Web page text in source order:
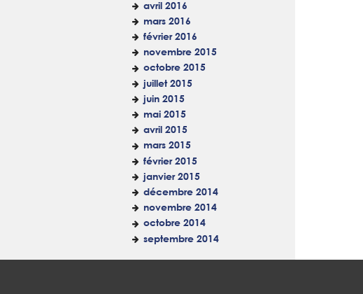
avril 2016
mars 2016
février 2016
novembre 2015
octobre 2015
juillet 2015
juin 2015
mai 2015
avril 2015
mars 2015
février 2015
janvier 2015
décembre 2014
novembre 2014
octobre 2014
septembre 2014